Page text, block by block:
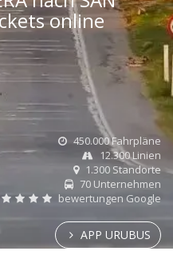
online
450.000 Fahrpläne
12.300 Linien
1.300 Standorte
70 Unternehmen
bewertungen Google
APP URUBUS